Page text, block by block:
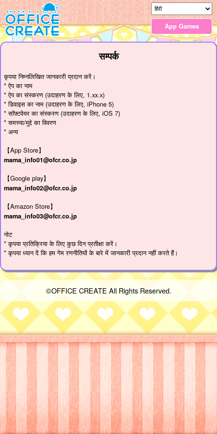
App Games
सम्पर्क
कृपया निम्नलिखित जानकारी प्रदान करें।
* ऐप का नाम
* ऐप का संस्करण (उदाहरण के लिए, 1.xx.x)
* डिवाइस का नाम (उदाहरण के लिए, iPhone 5)
* सॉफ़्टवेयर का संस्करण (उदाहरण के लिए, iOS 7)
* समस्या/मुद्दे का विवरण
* अन्य
【App Store】
mama_info01@ofcr.co.jp
【Google play】
mama_info02@ofcr.co.jp
【Amazon Store】
mama_info03@ofcr.co.jp
नोट
* कृपया प्रतिक्रिया के लिए कुछ दिन प्रतीक्षा करें।
* कृपया ध्यान दें कि हम गेम रणनीतियों के बारे में जानकारी प्रदान नहीं करते हैं।
©OFFICE CREATE All Rights Reserved.